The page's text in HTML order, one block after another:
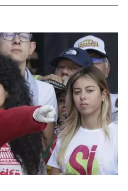
oficiales, Cuba
feminicidios